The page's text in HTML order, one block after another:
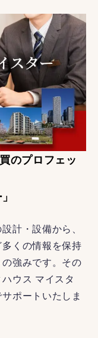
のプロフェッ
計・設備から、
くの情報を保持
強みです。その
ウス マイスタ
ポートいたしま